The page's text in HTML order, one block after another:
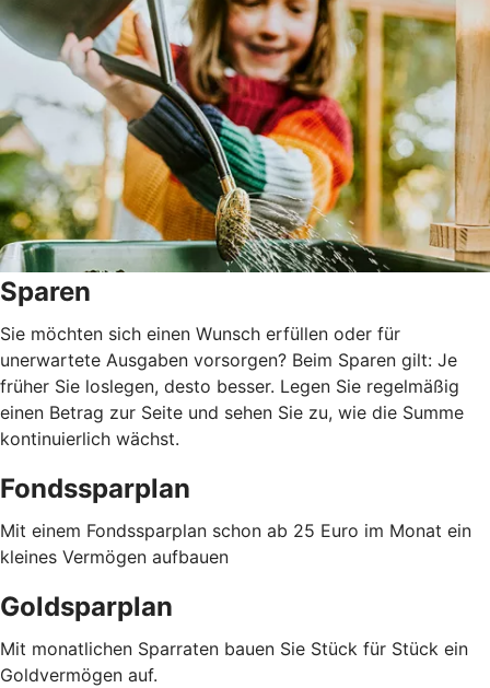
Sparen
Sie möchten sich einen Wunsch erfüllen oder für
unerwartete Ausgaben vorsorgen? Beim Sparen gilt: Je
früher Sie loslegen, desto besser. Legen Sie regelmäßig
einen Betrag zur Seite und sehen Sie zu, wie die Summe
kontinuierlich wächst.
Fondssparplan
Mit einem Fondssparplan schon ab 25 Euro im Monat ein
kleines Vermögen aufbauen
Goldsparplan
Mit monatlichen Sparraten bauen Sie Stück für Stück ein
Goldvermögen auf.